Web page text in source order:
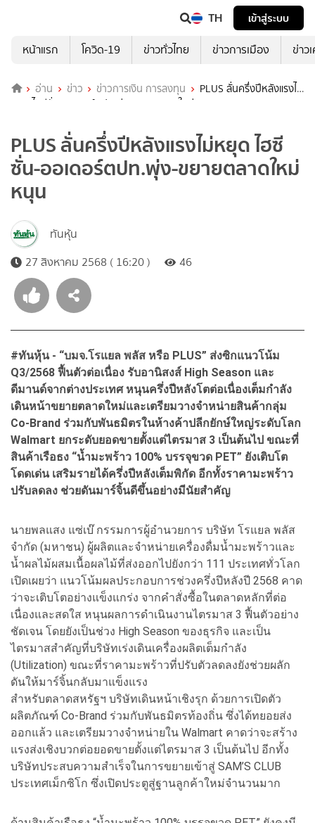
TH
เข้าสู่ระบบ
หน้าแรก
โควิด-19 ข่าวทั่วไทย ข่าวการเมือง ข่าว
อ่าน ข่าว ข่าวการเงิน การลงทุน
PLUS ลั่นครึ่งปีหลังแรงไม่
หยุด ไฮซีซั่น-ออเดอร์ตปท.พุ่ง-ขยายตลาดใหม่หนุน
PLUS ลั่นครึ่งปีหลังแรงไม่หยุด ไฮซี
ซั่น-ออเดอร์ตปท.พุ่ง-ขยายตลาดใหม่
หนุน
ทันหุ้น
27 สิงหาคม 2568 ( 16:20 )
46
#ทันหุ้น - “บมจ.โรแยล พลัส หรือ PLUS” ส่งซิกแนวโน้ม
Q3/2568 ฟื้นตัวต่อเนื่อง รับอานิสงส์ High Season และ
ดีมานด์จากต่างประเทศ หนุนครึ่งปีหลังโตต่อเนื่องเต็มกำลัง
เดินหน้าขยายตลาดใหม่และเตรียมวางจำหน่ายสินค้ากลุ่ม
Co-Brand ร่วมกับพันธมิตรในห้างค้าปลีกยักษ์ใหญ่ระดับโลก
Walmart ยกระดับยอดขายตั้งแต่ไตรมาส 3 เป็นต้นไป ขณะที่
สินค้าเรือธง “น้ำมะพร้าว 100% บรรจุขวด PET” ยังเติบโต
โดดเด่น เสริมรายได้ครึ่งปีหลังเต็มพิกัด อีกทั้งราคามะพร้าว
ปรับลดลง ช่วยดันมาร์จิ้นดีขึ้นอย่างมีนัยสำคัญ
นายพลแสง แซ่เบ๊ กรรมการผู้อำนวยการ บริษัท โรแยล พลัส
จำกัด (มหาชน) ผู้ผลิตและจำหน่ายเครื่องดื่มน้ำมะพร้าวและ
น้ำผลไม้ผสมเนื้อผลไม้ที่ส่งออกไปยังกว่า 111 ประเทศทั่วโลก
เปิดเผยว่า แนวโน้มผลประกอบการช่วงครึ่งปีหลังปี 2568 คาด
ว่าจะเติบโตอย่างแข็งแกร่ง จากคำสั่งซื้อในตลาดหลักที่ต่อ
เนื่องและสดใส หนุนผลการดำเนินงานไตรมาส 3 ฟื้นตัวอย่าง
ชัดเจน โดยยังเป็นช่วง High Season ของธุรกิจ และเป็น
ไตรมาสสำคัญที่บริษัทเร่งเดินเครื่องผลิตเต็มกำลัง
(Utilization) ขณะที่ราคามะพร้าวที่ปรับตัวลดลงยังช่วยผลัก
ดันให้มาร์จิ้นกลับมาแข็งแรง
สำหรับตลาดสหรัฐฯ บริษัทเดินหน้าเชิงรุก ด้วยการเปิดตัว
ผลิตภัณฑ์ Co-Brand ร่วมกับพันธมิตรท้องถิ่น ซึ่งได้ทยอยส่ง
ออกแล้ว และเตรียมวางจำหน่ายใน Walmart คาดว่าจะสร้าง
แรงส่งเชิงบวกต่อยอดขายตั้งแต่ไตรมาส 3 เป็นต้นไป อีกทั้ง
บริษัทประสบความสำเร็จในการขยายเข้าสู่ SAM’S CLUB
ประเทศเม็กซิโก ซึ่งเปิดประตูสู่ฐานลูกค้าใหม่จำนวนมาก